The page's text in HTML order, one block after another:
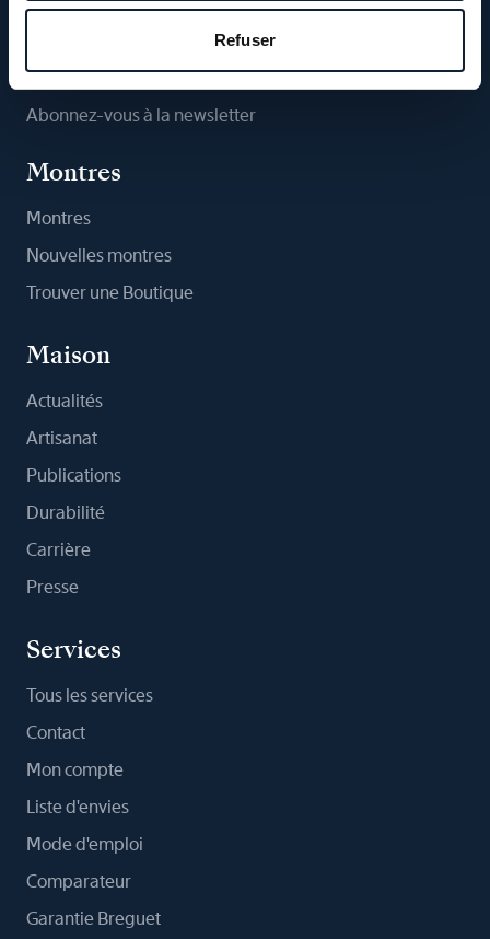
Refuser
Suivez-nous
Abonnez-vous à la newsletter
Montres
Montres
Nouvelles montres
Trouver une Boutique
Maison
Actualités
Artisanat
Publications
Durabilité
Carrière
Presse
Services
Tous les services
Contact
Mon compte
Liste d'envies
Mode d'emploi
Comparateur
Garantie Breguet